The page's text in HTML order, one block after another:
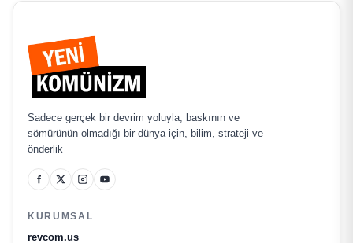
Sadece gerçek bir devrim yoluyla, baskının ve
sömürünün olmadığı bir dünya için, bilim, strateji ve
önderlik
KURUMSAL
revcom.us